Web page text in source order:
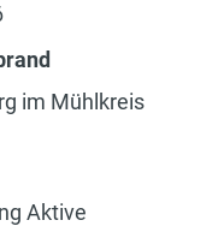
im Mühlkreis
Aktive